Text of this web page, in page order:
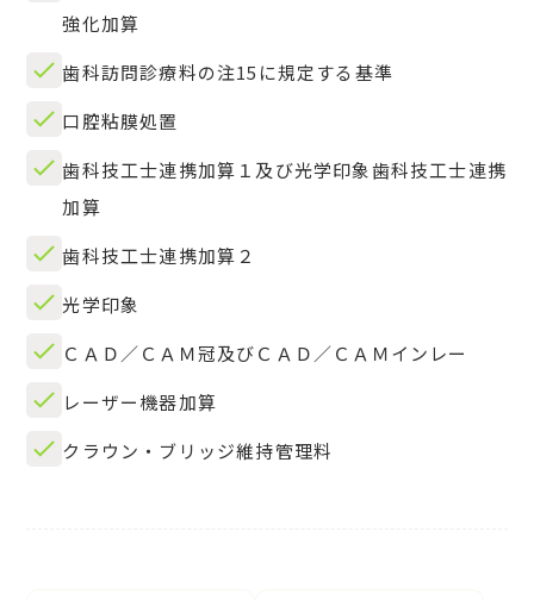
強化加算
歯科訪問診療料の注15に規定する基準
口腔粘膜処置
歯科技工士連携加算１及び光学印象歯科技工士連携
加算
歯科技工士連携加算２
光学印象
ＣＡＤ／ＣＡＭ冠及びＣＡＤ／ＣＡＭインレー
レーザー機器加算
クラウン・ブリッジ維持管理料